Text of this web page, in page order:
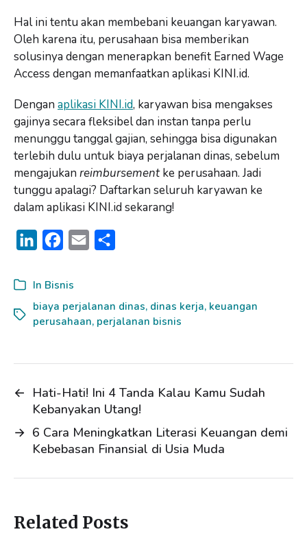
Hal ini tentu akan membebani keuangan karyawan.
Oleh karena itu, perusahaan bisa memberikan
solusinya dengan menerapkan benefit Earned Wage
Access dengan memanfaatkan aplikasi KINI.id.
Dengan aplikasi KINI.id, karyawan bisa mengakses
gajinya secara fleksibel dan instan tanpa perlu
menunggu tanggal gajian, sehingga bisa digunakan
terlebih dulu untuk biaya perjalanan dinas, sebelum
mengajukan reimbursementke perusahaan. Jadi
tunggu apalagi? Daftarkan seluruh karyawan ke
dalam aplikasi KINI.id sekarang!
n
k
e
I
c
e
b
o
i
l
e
In Bisnis
biaya perjalanan dinas, dinas kerja, keuangan
perusahaan, perjalanan bisnis
← Hati-Hati! Ini 4 Tanda Kalau Kamu Sudah
Kebanyakan Utang!
→ 6 Cara Meningkatkan Literasi Keuangan demi
Kebebasan Finansial di Usia Muda
Related Posts